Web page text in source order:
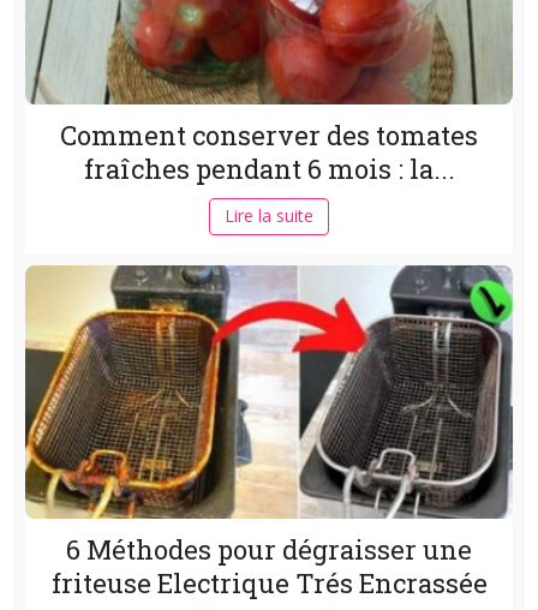
Comment conserver des tomates
fraîches pendant 6 mois : la...
Lire la suite
6 Méthodes pour dégraisser une
friteuse Electrique Trés Encrassée